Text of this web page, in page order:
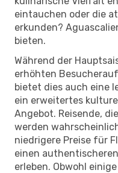
eintauchen oder die
erkunden?
bieten.
Während der
erhöhten
bietet dies auch eine
ein erweitertes
Angebot. Reisende,
werden
niedrigere Preise für
einen
erleben. Obwohl